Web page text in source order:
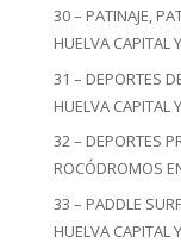
30 – PATINAJE,
HUELVA CAPITAL
31 – DEPORTES
HUELVA CAPITAL
32 – DEPORTES
ROCÓDROMOS
33 – PADDLE
HUELVA CAPITAL